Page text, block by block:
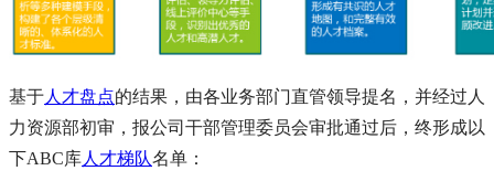
基于人才盘点的结果，由各业务部门直管领导提名，并经过人
力资源部初审，报公司干部管理委员会审批通过后，终形成以
下ABC库人才梯队名单：